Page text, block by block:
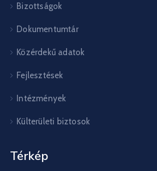
Bizottságok
Dokumentumtár
Közérdekű adatok
Fejlesztések
Intézmények
Külterületi biztosok
Térkép